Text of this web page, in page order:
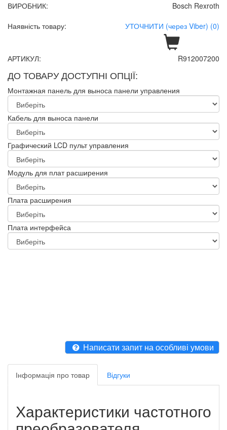
ВИРОБНИК:
Bosch Rexroth
Наявність товару:
УТОЧНИТИ (через Viber) (0)
АРТИКУЛ: R912007200
ДО ТОВАРУ ДОСТУПНІ ОПЦІЇ:
Монтажная панель для выноса панели управления
Кабель для выноса панели
Графический LCD пульт управления
Модуль для плат расширения
Плата расширения
Плата интерфейса
Написати запит на особливі умови
Інформація про товар Відгуки
Характеристики частотного